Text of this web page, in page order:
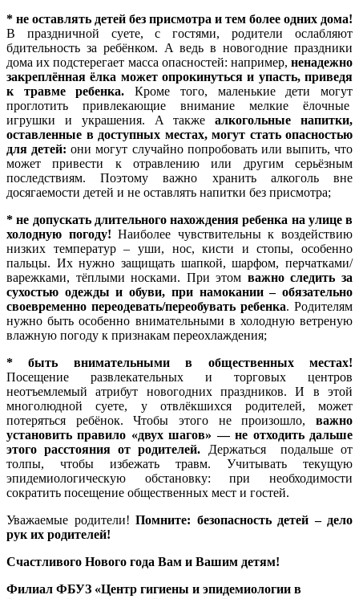
* не оставлять детей без присмотра и тем более одних дома!
В праздничной суете, с гостями, родители ослабляют
бдительность за ребёнком. А ведь в новогодние праздники
дома их подстерегает масса опасностей: например, ненадежно
закреплённая ёлка может опрокинуться и упасть, приведя
к травме ребенка. Кроме того, маленькие дети могут
проглотить привлекающие внимание мелкие ёлочные
игрушки и украшения. А такжеалкогольные напитки,
оставленные в доступных местах, могут стать опасностью
для детей: они могут случайно попробовать или выпить, что
может привести к отравлению или другим серьёзным
последствиям. Поэтому важно хранить алкоголь вне
досягаемости детей и не оставлять напитки без присмотра;
* не допускать длительного нахождения ребенка на улице в
холодную погоду!Наиболее чувствительны к воздействию
низких температур – уши, нос, кисти и стопы, особенно
пальцы. Их нужно защищать шапкой, шарфом, перчатками/
варежками, тёплыми носками. При этом важно следить за
сухостью одежды и обуви, при намокании – обязательно
своевременно переодевать/переобувать ребенка. Родителям
нужно быть особенно внимательными в холодную ветреную
влажную погоду к признакам переохлаждения;
* быть внимательными в общественных местах!
Посещение развлекательных и торговых центров
неотъемлемый атрибут новогодних праздников. И в этой
многолюдной суете, у отвлёкшихся родителей, может
потеряться ребёнок. Чтобы этого не произошло, важно
установить правило «двух шагов» — не отходить дальше
этого расстояния от родителей. Держаться подальше от
толпы, чтобы избежать травм. Учитывать текущую
эпидемиологическую обстановку: при необходимости
сократить посещение общественных мест и гостей.
Уважаемые родители! Помните: безопасность детей – дело
рук их родителей!
Счастливого Нового года Вам и Вашим детям!
Филиал ФБУЗ «Центр гигиены и эпидемиологии в